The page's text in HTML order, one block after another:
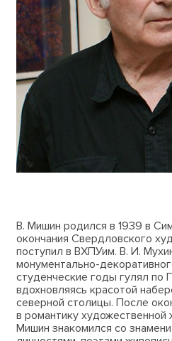
В. Мишин родился в 1939 в
окончания Свердловского
поступил в ВХПУим. В. И.
монументально-
студенческие годы гулял по
вдохновляясь красотой
северной столицы. После
в романтику художественной
Мишин знакомился со